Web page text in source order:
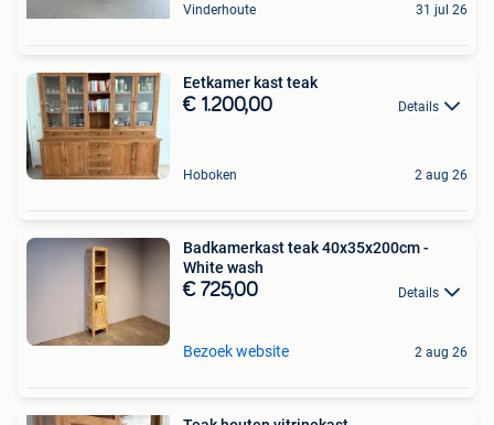
Vinderhoute 31 jul 26
Eetkamer kast teak
€ 1.200,00 Details
Hoboken 2 aug 26
Badkamerkast teak 40x35x200cm -
White wash
€ 725,00 Details
Bezoek website 2 aug 26